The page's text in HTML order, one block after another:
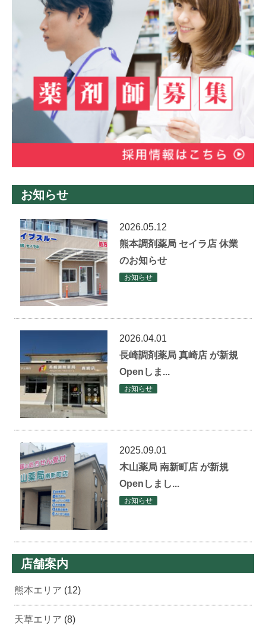
お知らせ
2026.05.12
熊本調剤薬局 セイラ店 休業
のお知らせ
お知らせ
2026.04.01
長崎調剤薬局 真崎店 が新規
Openしま...
お知らせ
2025.09.01
木山薬局 南新町店 が新規
Openしまし...
お知らせ
店舗案内
熊本エリア (12)
天草エリア (8)